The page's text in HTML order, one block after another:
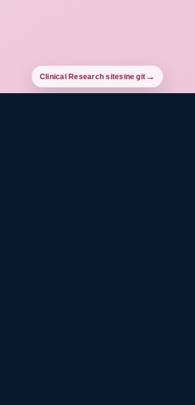
Clinical Research sitesine git